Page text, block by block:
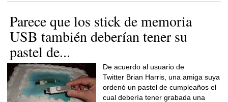
Parece que los stick de memoria
USB también deberían tener su
pastel de...
De acuerdo al usuario de
Twitter Brian Harris, una amiga suya
ordenó un pastel de cumpleaños el
cual debería tener grabada una